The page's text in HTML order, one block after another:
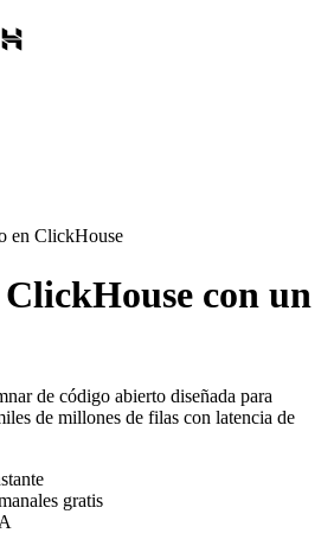
en ClickHouse
con un
de código abierto diseñada para
de millones de filas con latencia de
gratis